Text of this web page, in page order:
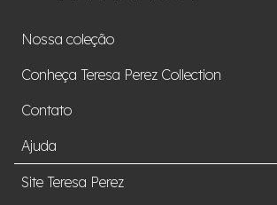
Nossa coleção
Conheça Teresa Perez Collection
Contato
Ajuda
Site Teresa Perez